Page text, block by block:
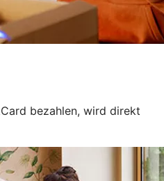
bezahlen, wird direkt